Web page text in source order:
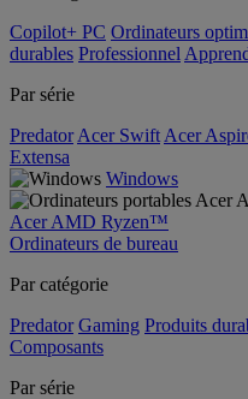
Copilot+ PC Ordinateurs
durables Professionnel
Par série
Predator Acer Swift Acer
Extensa
Windows
Acer AMD Ryzen™
Ordinateurs de bureau
Par catégorie
Predator Gaming Produits
Composants
Par série